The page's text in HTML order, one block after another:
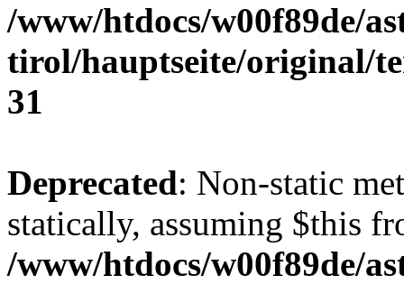
/www/htdocs/w00f89de/
tirol/hauptseite/original/
31
Deprecated: Non-static
statically, assuming $this
/www/htdocs/w00f89de/